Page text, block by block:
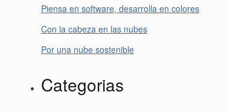
Piensa en software, desarrolla en colores
Con la cabeza en las nubes
Por una nube sostenible
Categorias